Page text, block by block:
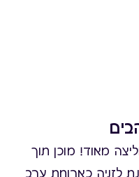
מאוד! מוכן תוך
לזניה כארוחת ערב